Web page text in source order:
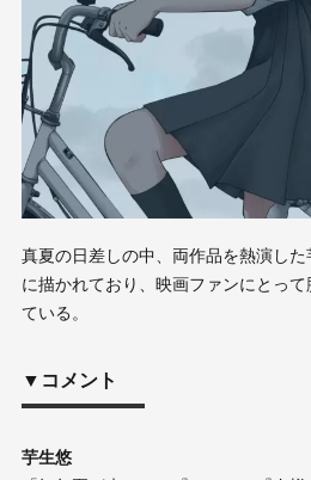
真夏の⽇差しの中、両作品を熱演し
に描かれており、映画ファンにとっ
ている。
▼コメント
芋生悠